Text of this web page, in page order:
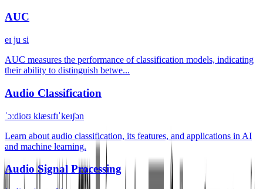
AUC
eɪ ju si
AUC measures the performance of classification models, indicating
their ability to distinguish betwe...
Audio Classification
ˈɔːdioʊ klæsɪfɪˈkeɪʃən
Learn about audio classification, its features, and applications in AI
and machine learning.
Audio Signal Processing